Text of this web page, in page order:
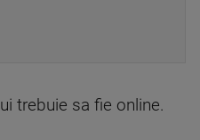
trebuie sa fie online.